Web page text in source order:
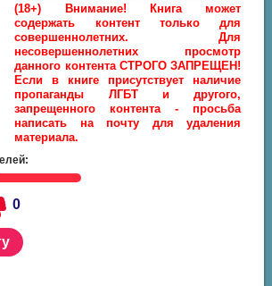
(18+) Внимание! Книга может
содержать контент только для
совершеннолетних. Для
несовершеннолетних просмотр
данного контента СТРОГО ЗАПРЕЩЕН!
Если в книге присутствует наличие
пропаганды ЛГБТ и другого,
запрещенного контента - просьба
написать на почту для удаления
материала.
0